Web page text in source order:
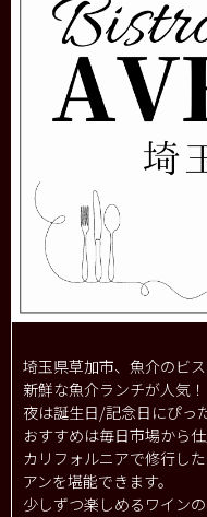
埼玉県草加市、魚介のビ
新鮮な魚介ランチが人気！
夜は誕生日/記念日にぴっ
おすすめは毎日市場から
カリフォルニアで修行し
アンを堪能できます。
少しずつ楽しめるワイン